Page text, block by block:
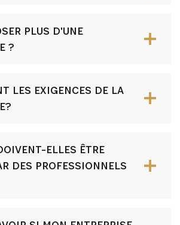
PLUS D'UNE
?
LES EXIGENCES DE LA
ELLES ÊTRE
DES PROFESSIONNELS